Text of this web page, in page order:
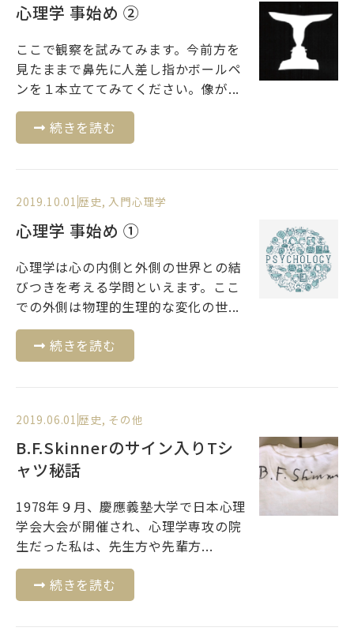
心理学 事始め ②
ここで観察を試みてみます。今前方を
見たままで鼻先に人差し指かボールペ
ンを１本立ててみてください。像が...
続きを読む
2019.10.01 歴史,入門心理学
心理学 事始め ①
心理学は心の内側と外側の世界との結
びつきを考える学問といえます。ここ
での外側は物理的生理的な変化の世...
続きを読む
2019.06.01 歴史, その他
B.F.Skinnerのサイン入りTシ
ャツ秘話
1978年９月、慶應義塾大学で日本心理
学会大会が開催され、心理学専攻の院
生だった私は、先生方や先輩方...
続きを読む